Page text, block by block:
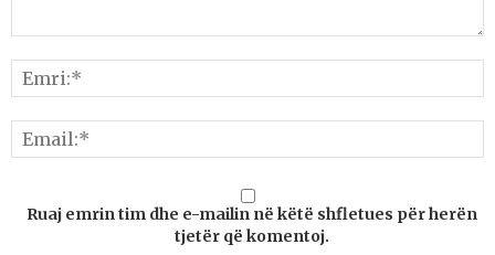
Ruaj emrin tim dhe e-mailin në këtë shfletues për herën
tjetër që komentoj.